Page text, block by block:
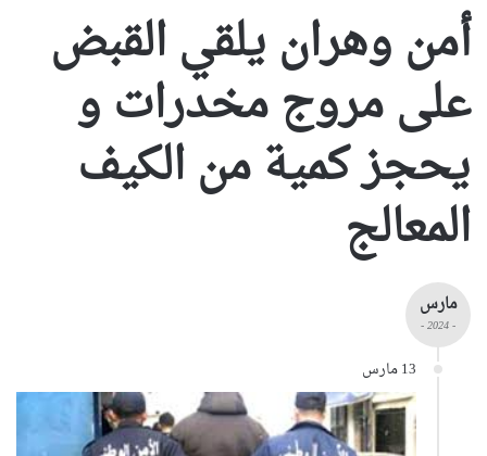
أمن وهران يلقي القبض
على مروج مخدرات و
يحجز كمية من الكيف
المعالج
مارس
- 2024 -
13 مارس